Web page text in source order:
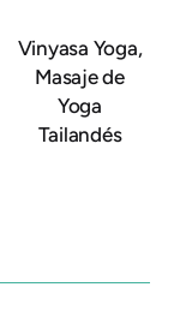
Vinyasa Yoga,
Masaje de
Yoga
Tailandés